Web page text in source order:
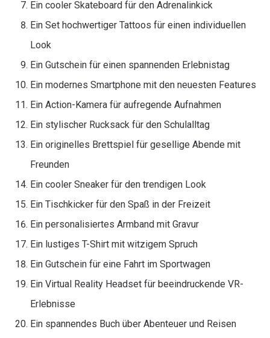
Ein cooler Skateboard für den Adrenalinkick
Ein Set hochwertiger Tattoos für einen individuellen
Look
Ein Gutschein für einen spannenden Erlebnistag
Ein modernes Smartphone mit den neuesten Features
Ein Action-Kamera für aufregende Aufnahmen
Ein stylischer Rucksack für den Schulalltag
Ein originelles Brettspiel für gesellige Abende mit
Freunden
Ein cooler Sneaker für den trendigen Look
Ein Tischkicker für den Spaß in der Freizeit
Ein personalisiertes Armband mit Gravur
Ein lustiges T-Shirt mit witzigem Spruch
Ein Gutschein für eine Fahrt im Sportwagen
Ein Virtual Reality Headset für beeindruckende VR-
Erlebnisse
Ein spannendes Buch über Abenteuer und Reisen